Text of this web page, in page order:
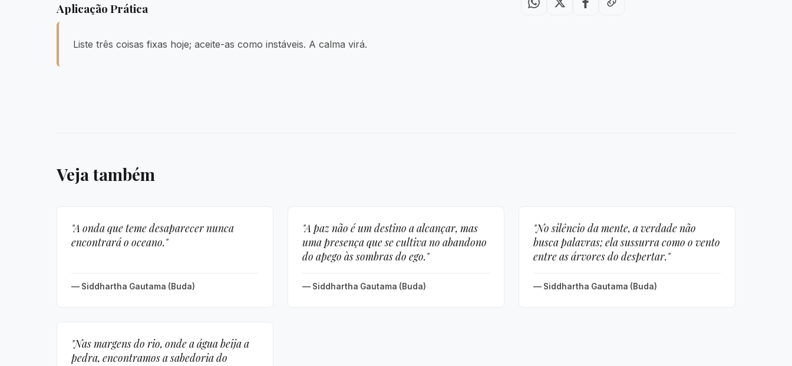
Aplicação Prática
Liste três coisas fixas hoje; aceite-as como instáveis. A calma virá.
Veja também
"A onda que teme desaparecer nunca
encontrará o oceano."
— Siddhartha Gautama (Buda)
"A paz não é um destino a alcançar, mas
uma presença que se cultiva no abandono
do apego às sombras do ego."
— Siddhartha Gautama (Buda)
"No silêncio da mente, a verdade não
busca palavras; ela sussurra como o vento
entre as árvores do despertar."
— Siddhartha Gautama (Buda)
"Nas margens do rio, onde a água beija a
pedra, encontramos a sabedoria do